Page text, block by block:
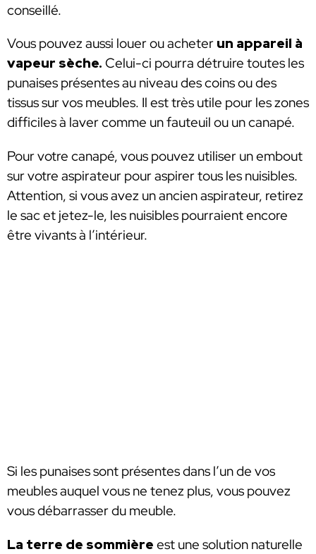
conseillé.
Vous pouvez aussi louer ou acheter un appareil à
vapeur sèche. Celui-ci pourra détruire toutes les
punaises présentes au niveau des coins ou des
tissus sur vos meubles. Il est très utile pour les zones
difficiles à laver comme un fauteuil ou un canapé.
Pour votre canapé, vous pouvez utiliser un embout
sur votre aspirateur pour aspirer tous les nuisibles.
Attention, si vous avez un ancien aspirateur, retirez
le sac et jetez-le, les nuisibles pourraient encore
être vivants à l’intérieur.
Si les punaises sont présentes dans l’un de vos
meubles auquel vous ne tenez plus, vous pouvez
vous débarrasser du meuble.
La terre de sommière est une solution naturelle